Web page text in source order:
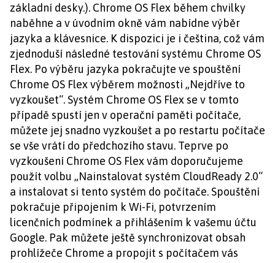
základní desky.). Chrome OS Flex během chvilky
naběhne a v úvodním okně vám nabídne výběr
jazyka a klávesnice. K dispozici je i čeština, což vám
zjednoduší následné testování systému Chrome OS
Flex. Po výběru jazyka pokračujte ve spouštění
Chrome OS Flex výběrem možnosti „Nejdříve to
vyzkoušet“. Systém Chrome OS Flex se v tomto
případě spustí jen v operační paměti počítače,
můžete jej snadno vyzkoušet a po restartu počítače
se vše vrátí do předchozího stavu. Teprve po
vyzkoušení Chrome OS Flex vám doporučujeme
použít volbu „Nainstalovat systém CloudReady 2.0“
a instalovat si tento systém do počítače. Spouštění
pokračuje připojením k Wi-Fi, potvrzením
licenčních podmínek a přihlášením k vašemu účtu
Google. Pak můžete ještě synchronizovat obsah
prohlížeče Chrome a propojit s počítačem vás